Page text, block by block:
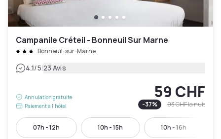
Campanile Créteil - Bonneuil Sur Marne
Bonneuil-sur-Marne
4.1/5|23 Avis
Annulation gratuite
Paiement à l'hôtel
59 CHF
-37% 93 CHFla nuit
07h - 12h 10h - 15h 10h - 16h